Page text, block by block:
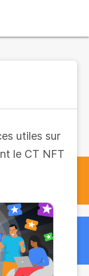
utiles sur
le CT NFT